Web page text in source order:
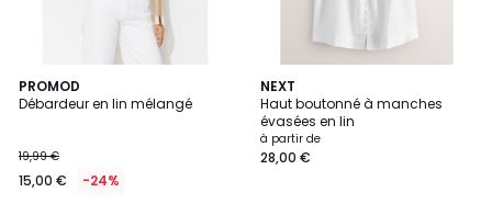
PROMOD
Débardeur en lin mélangé
19,99 €
15,00 € -24%
2
Couleurs
NEXT
Haut boutonné à manches
évasées en lin
à partir de
28,00 €
2
/
5
12
Couleurs